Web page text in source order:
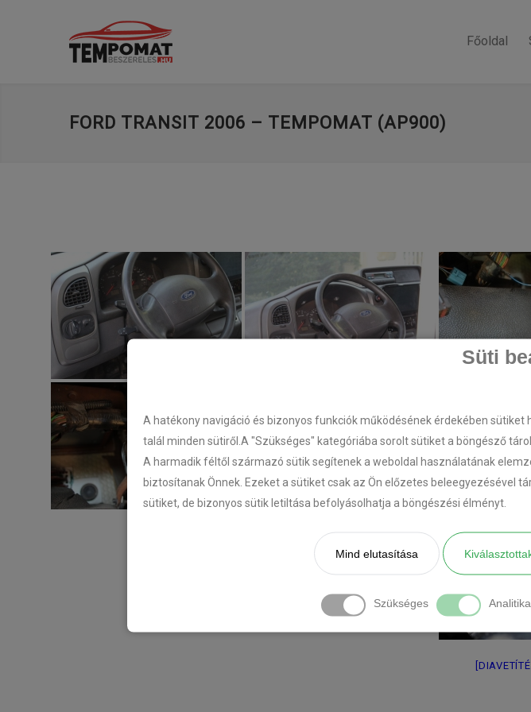
Süti
A hatékony navigáció és bizonyos funkciók működésének érdekében
talál minden sütiről.A "Szükséges" kategóriába sorolt sütiket a böngésző
A harmadik féltől származó sütik segítenek a weboldal használatának
biztosítanak Önnek. Ezeket a sütiket csak az Ön előzetes beleegyezésével
sütiket, de bizonyos sütik letiltása befolyásolhatja a böngészési élményt.
Mind elutasítása
Szükséges Analitika
Főoldal
FORD TRANSIT 2006 – TEMPOMAT (AP900)